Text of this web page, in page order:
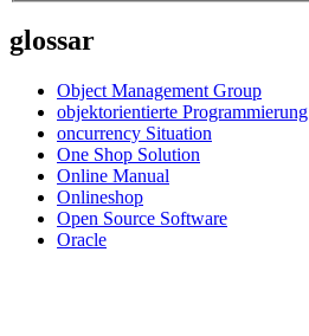
glossar
Object Management Group
objektorientierte Programmierung
oncurrency Situation
One Shop Solution
Online Manual
Onlineshop
Open Source Software
Oracle